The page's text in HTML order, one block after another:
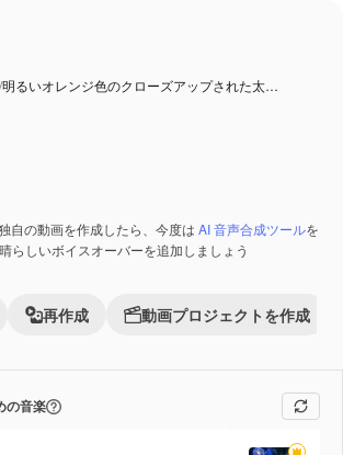
/明るいオレンジ色のクローズアップされた太…
自の動画を作成したら、今度は AI 音声合成ツールを
らしいボイスオーバーを追加しましょう
再作成 動画プロジェクトを作成
の音楽